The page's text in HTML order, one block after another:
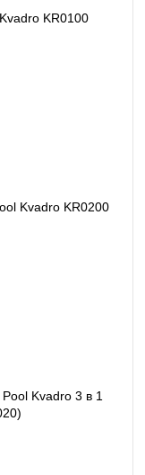
KR0100
Kvadro KR0200
Kvadro 3 в 1